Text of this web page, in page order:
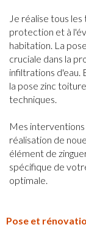
Je réalise tous
protection et à
habitation. La
cruciale dans la
infiltrations d'eau.
la pose zinc
techniques.
Mes interventions
réalisation de
élément de
spécifique de
optimale.
Pose et